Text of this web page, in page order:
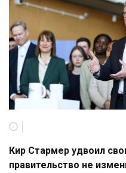
Кир Стармер удвоил
правительство не